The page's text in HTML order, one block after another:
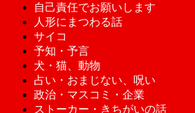
自己責任でお願いします
人形にまつわる話
サイコ
予知・予言
犬・猫、動物
占い・おまじない、呪い
政治・マスコミ・企業
ストーカー・きちがいの話